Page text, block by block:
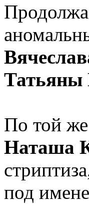
Татьяны
По той
Наташа
под